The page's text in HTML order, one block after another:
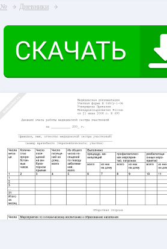
№ Дневники